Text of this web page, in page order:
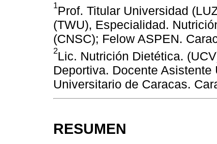
1Prof. Titular Universidad
(TWU), Especialidad.
(CNSC); Felow ASPEN.
2Lic. Nutrición Dietética.
Deportiva. Docente
Universitario de Caracas.
RESUMEN